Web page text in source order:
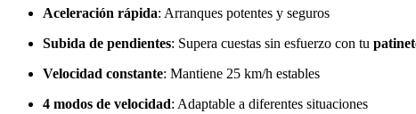
Aceleración rápida: Arranques potentes y seguros
Subida de pendientes: Supera cuestas sin esfuerzo con tu
Velocidad constante: Mantiene 25 km/h estables
4 modos de velocidad: Adaptable a diferentes situaciones